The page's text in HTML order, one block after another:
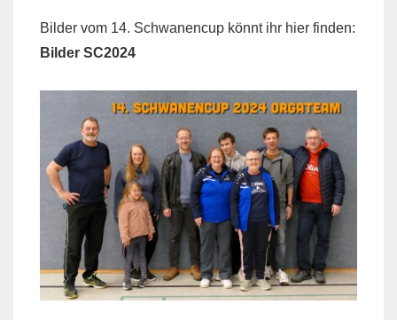
Bilder vom 14. Schwanencup könnt ihr hier finden:
Bilder SC2024